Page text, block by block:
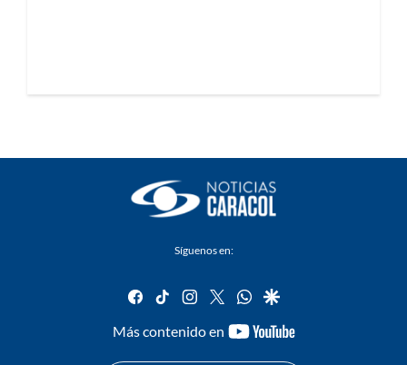
Síguenos en:
facebook
tiktok instagram
twitterwhatsapp
google
Más contenido en
youtube-